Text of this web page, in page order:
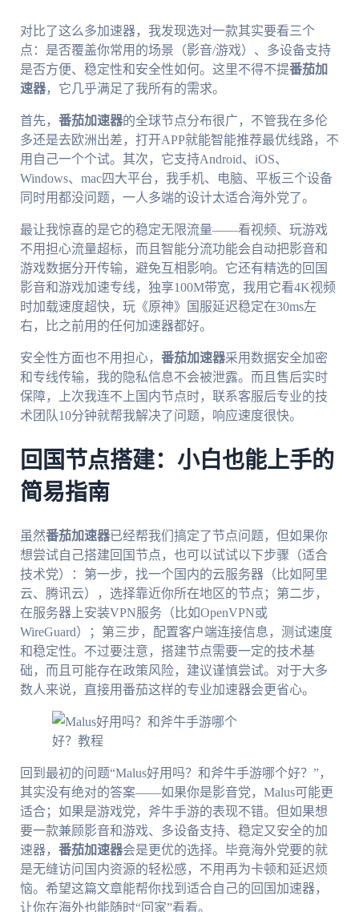
对比了这么多加速器，我发现选对一款其实要看三个
点：是否覆盖你常用的场景（影音/游戏）、多设备支持
是否方便、稳定性和安全性如何。这里不得不提番茄加
速器，它几乎满足了我所有的需求。
首先， 番茄加速器的全球节点分布很广，不管我在多伦
多还是去欧洲出差，打开APP就能智能推荐最优线路，不
用自己一个个试。其次，它支持Android、iOS、
Windows、mac四大平台，我手机、电脑、平板三个设备
同时用都没问题，一人多端的设计太适合海外党了。
最让我惊喜的是它的稳定无限流量——看视频、玩游戏
不用担心流量超标，而且智能分流功能会自动把影音和
游戏数据分开传输，避免互相影响。它还有精选的回国
影音和游戏加速专线，独享100M带宽，我用它看4K视频
时加载速度超快，玩《原神》国服延迟稳定在30ms左
右，比之前用的任何加速器都好。
安全性方面也不用担心， 番茄加速器采用数据安全加密
和专线传输，我的隐私信息不会被泄露。而且售后实时
保障，上次我连不上国内节点时，联系客服后专业的技
术团队10分钟就帮我解决了问题，响应速度很快。
回国节点搭建：小白也能上手的
简易指南
虽然番茄加速器已经帮我们搞定了节点问题，但如果你
想尝试自己搭建回国节点，也可以试试以下步骤（适合
技术党）：第一步，找一个国内的云服务器（比如阿里
云、腾讯云），选择靠近你所在地区的节点；第二步，
在服务器上安装VPN服务（比如OpenVPN或
WireGuard）；第三步，配置客户端连接信息，测试速度
和稳定性。不过要注意，搭建节点需要一定的技术基
础，而且可能存在政策风险，建议谨慎尝试。对于大多
数人来说，直接用番茄这样的专业加速器会更省心。
回到最初的问题“Malus好用吗？和斧牛手游哪个好？”，
其实没有绝对的答案——如果你是影音党，Malus可能更
适合；如果是游戏党，斧牛手游的表现不错。但如果想
要一款兼顾影音和游戏、多设备支持、稳定又安全的加
速器， 番茄加速器会是更优的选择。毕竟海外党要的就
是无缝访问国内资源的轻松感，不用再为卡顿和延迟烦
恼。希望这篇文章能帮你找到适合自己的回国加速器，
让你在海外也能随时“回家”看看。